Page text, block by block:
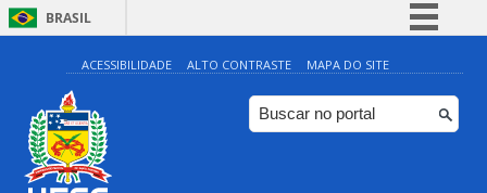
BRASIL
Simplifique!
Comunica BR
Participe
ACESSIBILIDADE ALTO CONTRASTE MAPA DO SITE